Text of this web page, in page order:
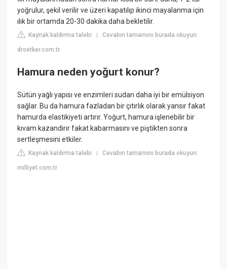
yoğrulur, şekil verilir ve üzeri kapatılıp ikinci mayalanma için
ılık bir ortamda 20-30 dakika daha bekletilir.
Kaynak kaldırma talebi |Cevabın tamamını burada okuyun:
droetker.com.tr
Hamura neden yoğurt konur?
Sütün yağlı yapısı ve enzimleri sudan daha iyi bir emülsiyon
sağlar. Bu da hamura fazladan bir çıtırlık olarak yansır fakat
hamurda elastikiyeti artırır. Yoğurt, hamura işlenebilir bir
kıvam kazandırır fakat kabarmasını ve piştikten sonra
sertleşmesini etkiler.
Kaynak kaldırma talebi |Cevabın tamamını burada okuyun:
milliyet.com.tr